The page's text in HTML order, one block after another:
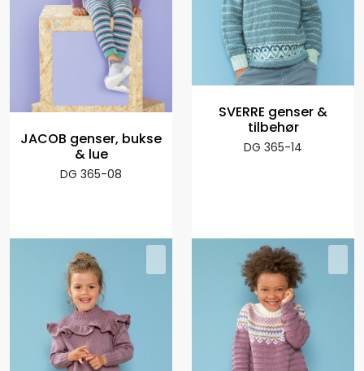
JACOB genser, bukse
& lue
DG 365-08
SVERRE genser &
tilbehør
DG 365-14